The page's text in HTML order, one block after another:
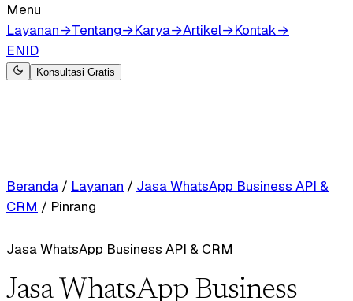
Menu
Layanan→Tentang→Karya→Artikel→Kontak→
ENID
Konsultasi Gratis
Beranda / Layanan / Jasa WhatsApp Business API &
CRM / Pinrang
Jasa WhatsApp Business API & CRM
Jasa WhatsApp Business